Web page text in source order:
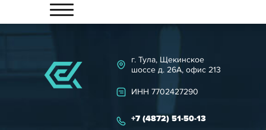
НАШЕ ПРОИЗВОДСТВО
г. Тула, Щекинское
шоссе д. 26А, офис 213
ИНН 7702427290
+7 (4872) 51-50-13